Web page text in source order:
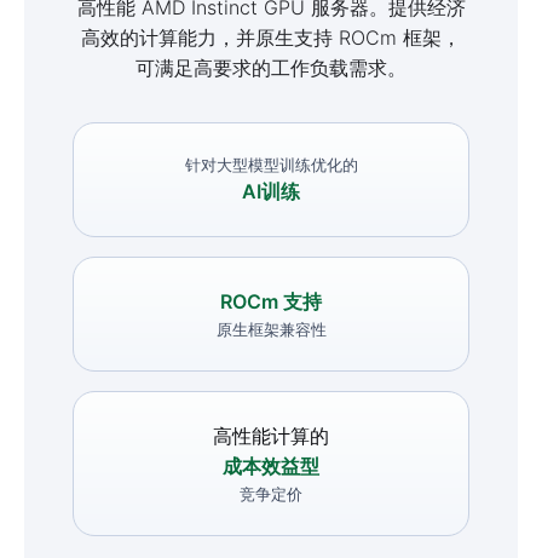
高性能 AMD Instinct GPU 服务器。提供经济
高效的计算能力，并原生支持 ROCm 框架，
可满足高要求的工作负载需求。
针对大型模型训练优化的
AI训练
ROCm 支持
原生框架兼容性
高性能计算的
成本效益型
竞争定价